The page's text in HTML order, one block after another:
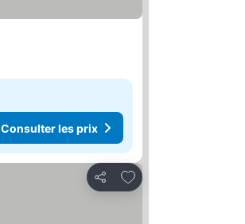
Consulter les prix
Partager
Ajouter à mes favoris